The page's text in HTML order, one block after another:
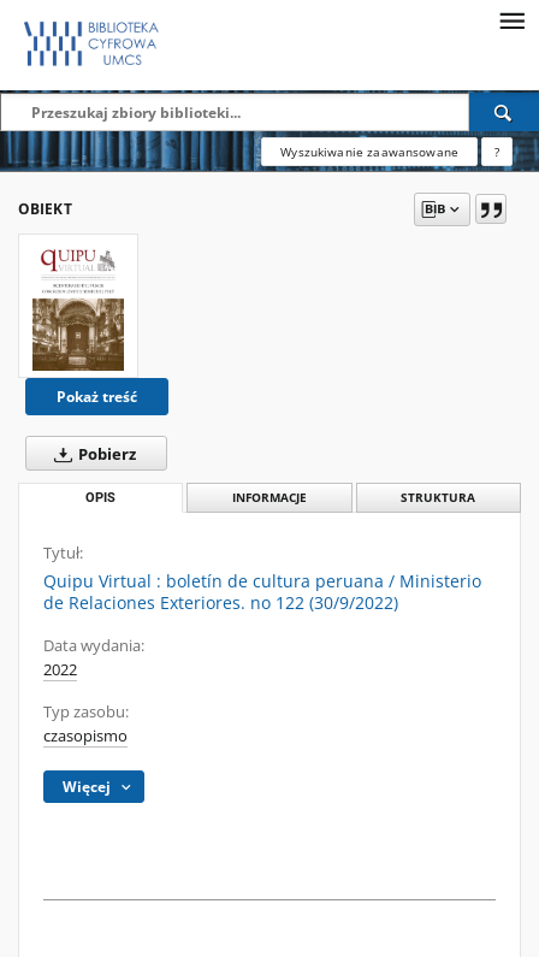
Wyszukiwanie zaawansowane ?
OBIEKT
Pokaż treść
Pobierz
OPIS INFORMACJE STRUKTURA
Tytuł:
Quipu Virtual : boletín de cultura peruana / Ministerio
de Relaciones Exteriores. no 122 (30/9/2022)
Data wydania:
2022
Typ zasobu:
czasopismo
Więcej